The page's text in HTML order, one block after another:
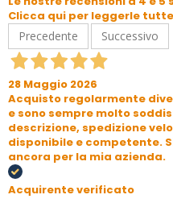
Clicca qui per leggerle tutte
Precedente
Successivo
28 Maggio 2026
Acquisto regolarmente
e sono sempre molto
descrizione, spedizione
disponibile e competente.
ancora per la mia azienda.
Acquirente verificato